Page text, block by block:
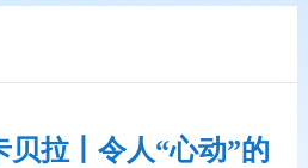
贝拉丨令人“心动”的